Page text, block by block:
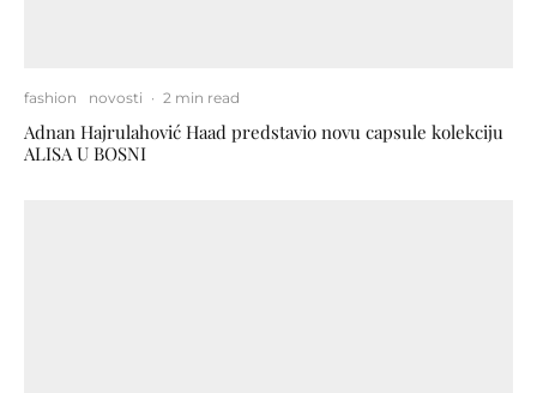
fashion novosti · 2 min read
Adnan Hajrulahović Haad predstavio novu capsule kolekciju
ALISA U BOSNI